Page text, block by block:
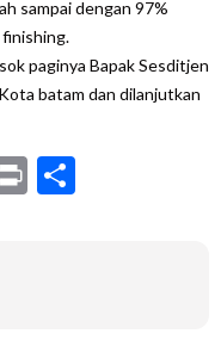
sampai dengan 97%
finishing.
paginya Bapak Sesditjen
batam dan dilanjutkan
Print